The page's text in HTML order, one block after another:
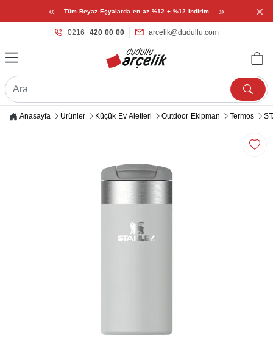
« Tüm Beyaz Eşyalarda en az %12 + %12 indirim » ×
0216 420 00 00 arcelik@dudullu.com
Anasayfa Ürünler Küçük Ev Aletleri Outdoor Ekipman Termos